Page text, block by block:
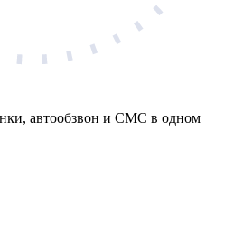
автообзвон и СМС в одном